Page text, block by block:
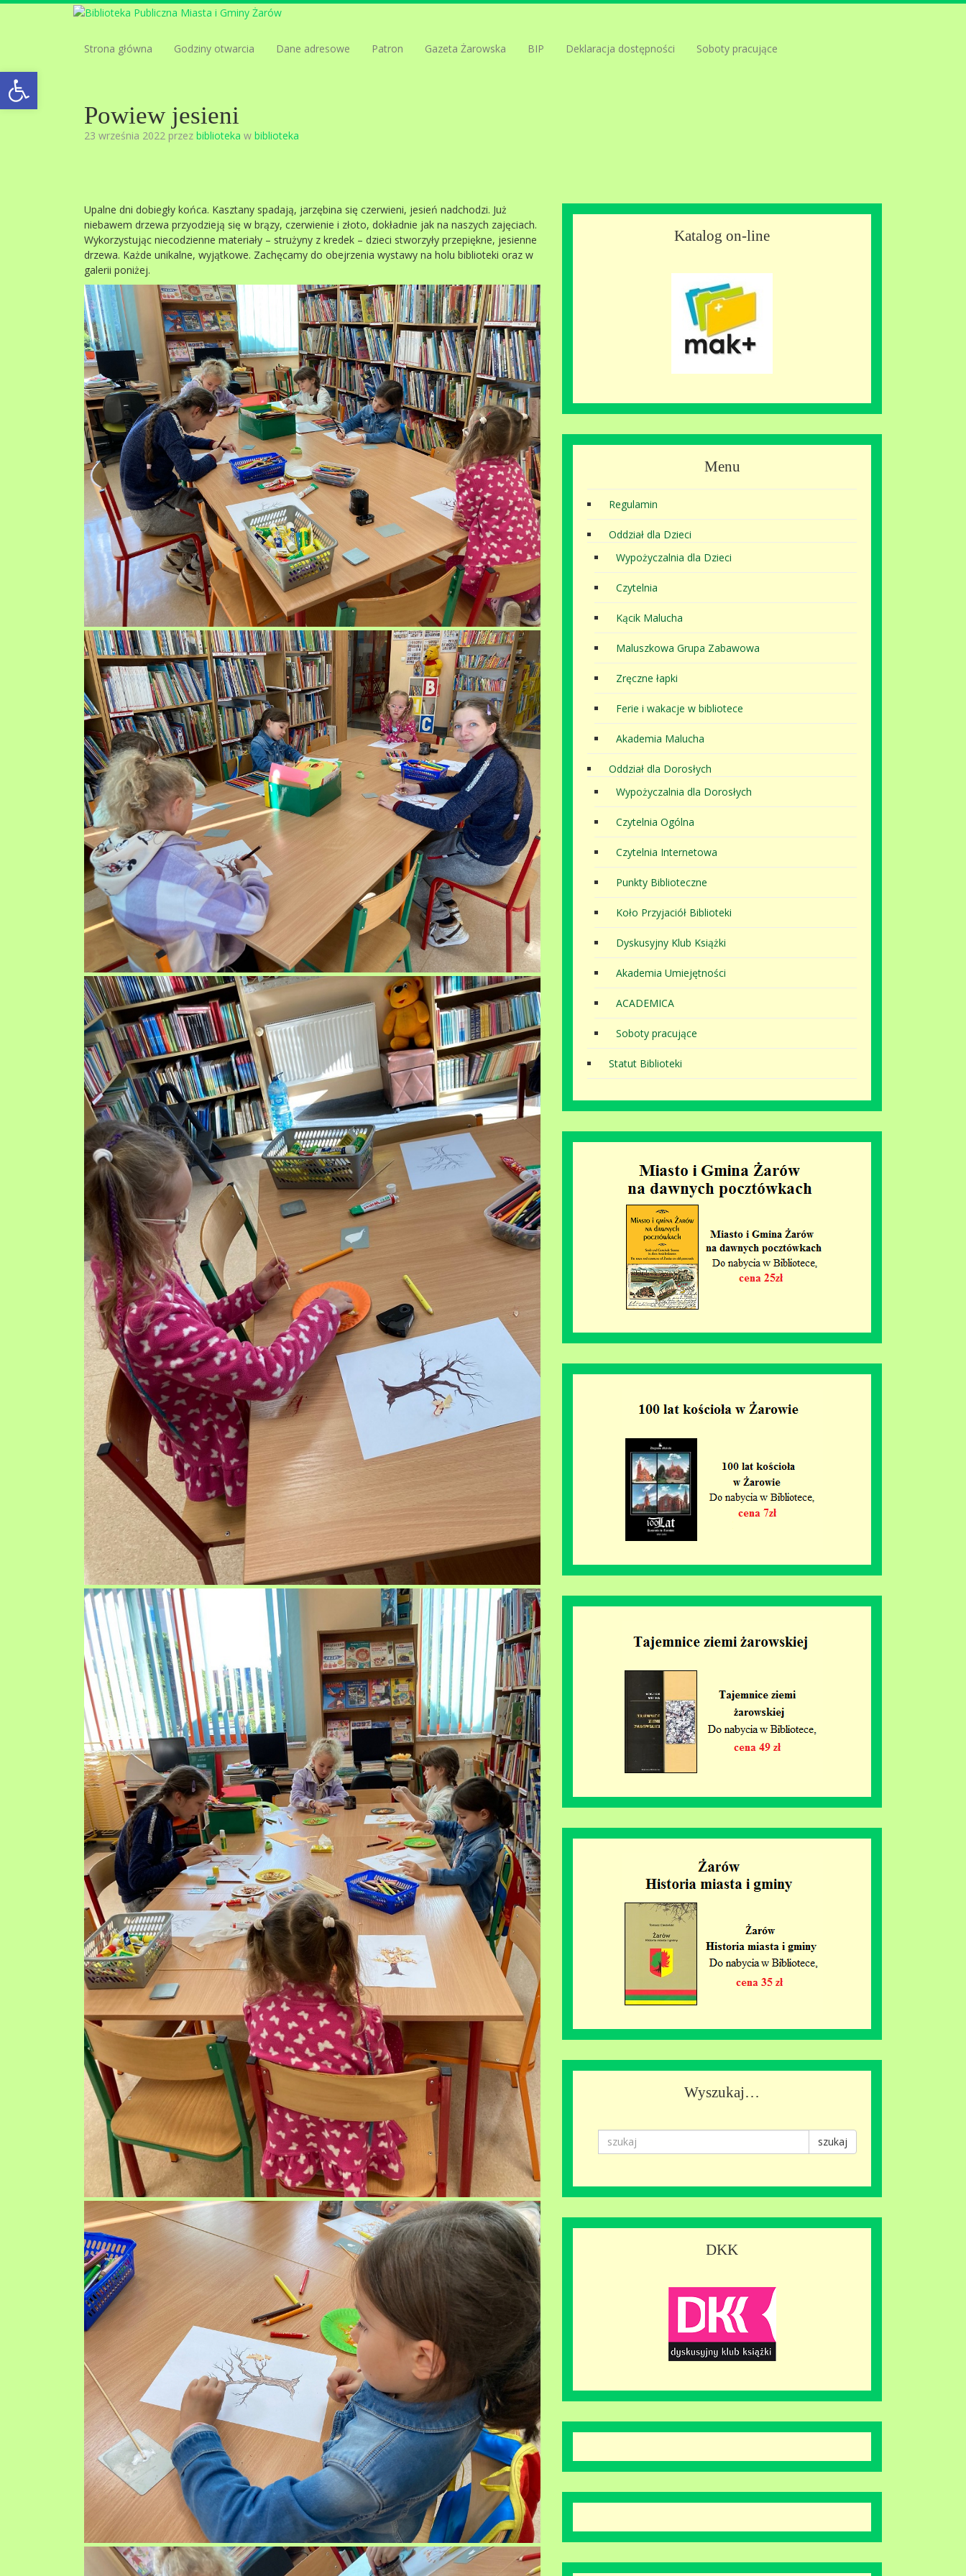
Open toolbar
Strona główna Godziny otwarcia Dane adresowe Patron Gazeta Żarowska BIP Deklaracja dostępności Soboty pracujące
Powiew jesieni
23 września 2022 przez biblioteka w biblioteka
Upalne dni dobiegły końca. Kasztany spadają, jarzębina się czerwieni, jesień nadchodzi. Już
niebawem drzewa przyodzieją się w brązy, czerwienie i złoto, dokładnie jak na naszych zajęciach.
Wykorzystując niecodzienne materiały – strużyny z kredek – dzieci stworzyły przepiękne, jesienne
drzewa. Każde unikalne, wyjątkowe. Zachęcamy do obejrzenia wystawy na holu biblioteki oraz w
galerii poniżej.
Katalog on-line
Menu
Regulamin
Oddział dla Dzieci
Wypożyczalnia dla Dzieci
Czytelnia
Kącik Malucha
Maluszkowa Grupa Zabawowa
Zręczne łapki
Ferie i wakacje w bibliotece
Akademia Malucha
Oddział dla Dorosłych
Wypożyczalnia dla Dorosłych
Czytelnia Ogólna
Czytelnia Internetowa
Punkty Biblioteczne
Koło Przyjaciół Biblioteki
Dyskusyjny Klub Książki
Akademia Umiejętności
ACADEMICA
Soboty pracujące
Statut Biblioteki
Wyszukaj…
szukaj
DKK